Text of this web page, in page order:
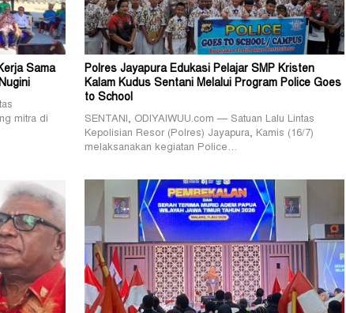
Sama
mitra di
Polres Jayapura Edukasi Pelajar SMP Kristen
Kalam Kudus Sentani Melalui Program Police Goes
to School
SENTANI, ODIYAIWUU.com — Satuan Lalu Lintas
Kepolisian Resor (Polres) Jayapura, Kamis (16/7)
melaksanakan kegiatan Police…